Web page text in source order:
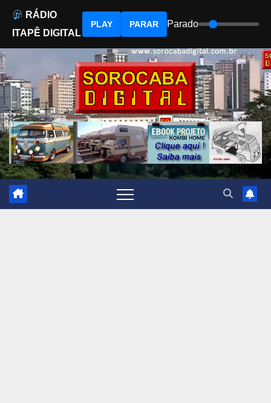
to
content
RÁDIO
ITAPÊ DIGITAL
PLAY PARAR Parado